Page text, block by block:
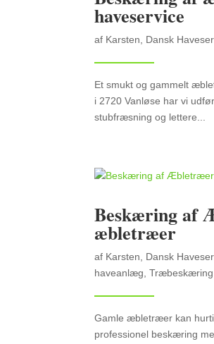
haveservice
af Karsten, Dansk
Et smukt og gammelt
i 2720 Vanløse har vi
stubfræsning og lettere...
Beskæring af
æbletræer
af Karsten, Dansk
haveanlæg ,Træbeskæring
Gamle æbletræer kan
professionel beskæring